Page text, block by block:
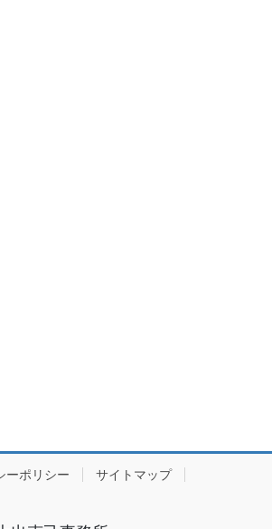
ーポリシー サイトマップ